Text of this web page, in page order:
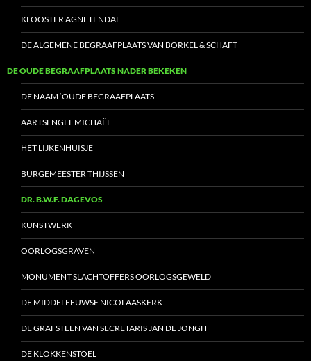
KLOOSTER AGNETENDAL
DE ALGEMENE BEGRAAFPLAATS VAN BORKEL & SCHAFT
DE OUDE BEGRAAFPLAATS NADER BEKEKEN
DE NAAM ‘OUDE BEGRAAFPLAATS’
AARTSENGEL MICHAËL
HET LIJKENHUISJE
BURGEMEESTER THIJSSEN
DR. B.W.F. DAGEVOS
KUNSTWERK
OORLOGSGRAVEN
MONUMENT SLACHTOFFERS OORLOGSGEWELD
DE MIDDELEEUWSE NICOLAASKERK
DE GRAFSTEEN VAN SECRETARIS JAN DE JONGH
DE KLOKKENSTOEL